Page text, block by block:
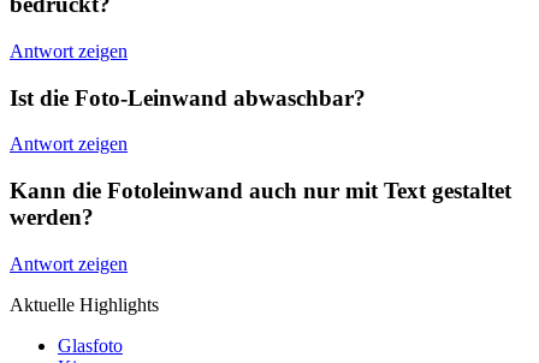
Antwort zeigen
Ist die Foto-Leinwand abwaschbar?
Antwort zeigen
Kann die Fotoleinwand auch nur mit Text gestaltet
werden?
Antwort zeigen
Aktuelle Highlights
Glasfoto